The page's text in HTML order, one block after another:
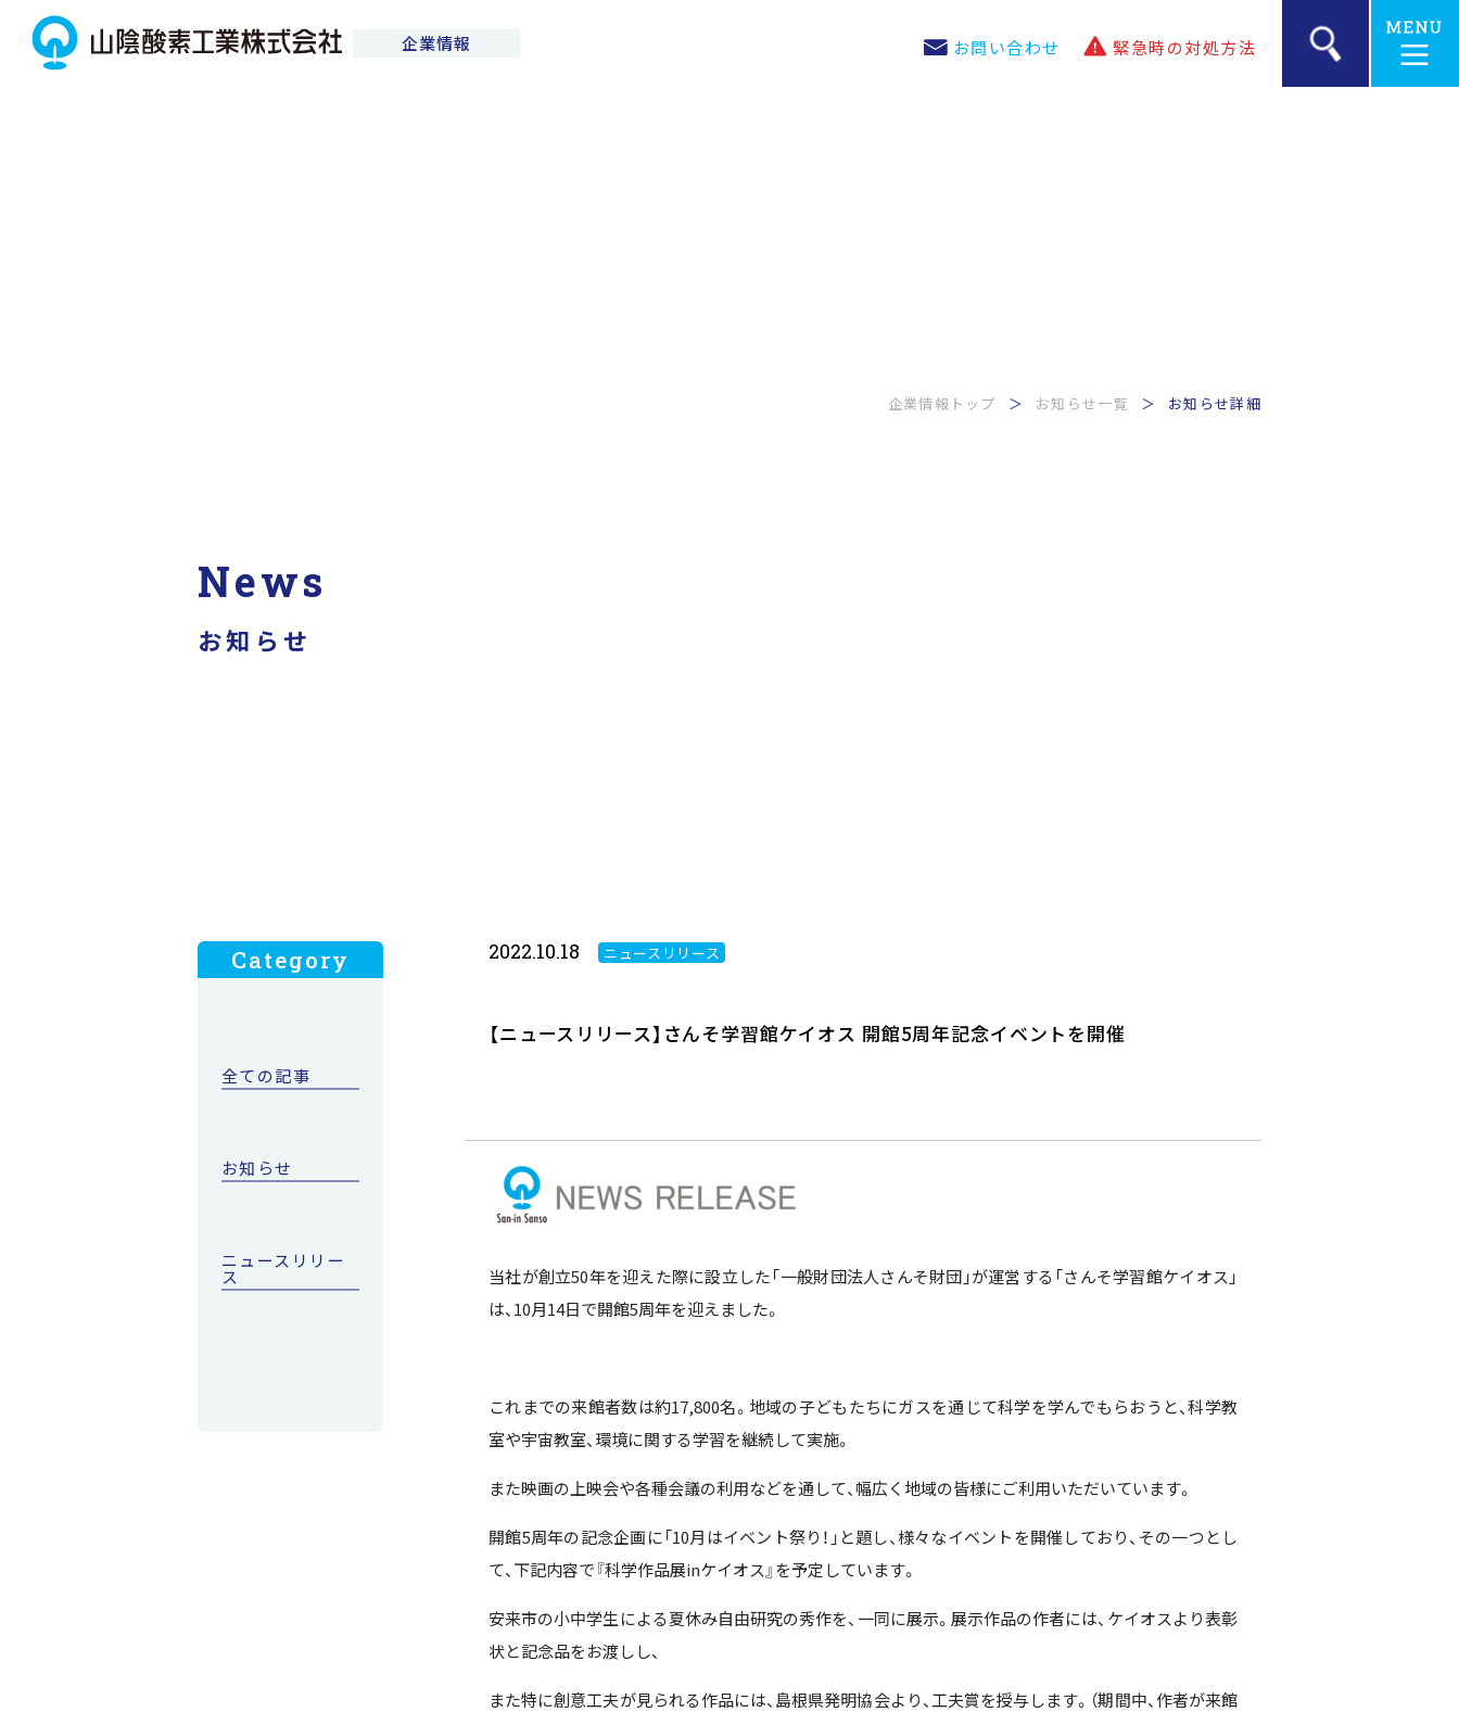
お問い合わせ 緊急時の対処方法
企業情報トップ お知らせ一覧 お知らせ詳細
News
お知らせ
Category
全ての記事
お知らせ
ニュースリリー
ス
2022.10.18 ニュースリリース
【ニュースリリース】さんそ学習館ケイオス 開館5周年記念イベントを開催
当社が創立50年を迎えた際に設立した「一般財団法人さんそ財団」が運営する「さんそ学習館ケイオス」
は、 10月14日で開館5周年を迎えました。
これまでの来館者数は約17,800名。地域の子どもたちにガスを通じて科学を学んでもらおうと、科学教
室や宇宙教室、環境に関する学習を継続して実施。
また映画の上映会や各種会議の利用などを通して、幅広く地域の皆様にご利用いただいています。
開館5周年の記念企画に「10月はイベント祭り！」と題し、様々なイベントを開催しており、その一つとし
て、下記内容で『科学作品展inケイオス』を予定しています。
安来市の小中学生による夏休み自由研究の秀作を、一同に展示。展示作品の作者には、ケイオスより表彰
状と記念品をお渡しし、
また特に創意工夫が見られる作品には、島根県発明協会より、工夫賞を授与します。（期間中、作者が来館